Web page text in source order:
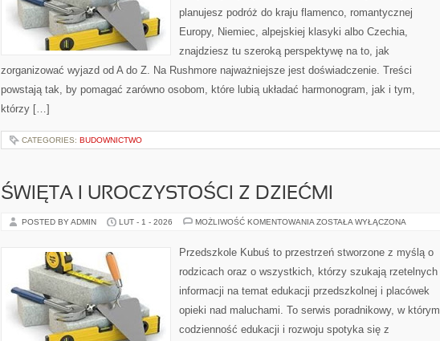
planujesz podróż do kraju flamenco, romantycznej
Europy, Niemiec, alpejskiej klasyki albo Czechia,
znajdziesz tu szeroką perspektywę na to, jak
zorganizować wyjazd od A do Z. Na Rushmore najważniejsze jest doświadczenie. Treści
powstają tak, by pomagać zarówno osobom, które lubią układać harmonogram, jak i tym,
którzy […]
CATEGORIES: BUDOWNICTWO
ŚWIĘTA I UROCZYSTOŚCI Z DZIEĆMI
POSTED BY ADMIN LUT - 1 - 2026 MOŻLIWOŚĆ KOMENTOWANIA ŚWIĘTA
DZIEĆMI
ZOSTAŁA WYŁĄCZONA
Przedszkole Kubuś to przestrzeń stworzone z myślą o
rodzicach oraz o wszystkich, którzy szukają rzetelnych
informacji na temat edukacji przedszkolnej i placówek
opieki nad maluchami. To serwis poradnikowy, w którym
codzienność edukacji i rozwoju spotyka się z